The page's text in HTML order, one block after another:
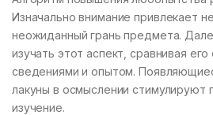
Изначально внимание привлекает
неожиданный грань предмета.
изучать этот аспект, сравнивая
сведениями и опытом.
лакуны в осмыслении
изучение.